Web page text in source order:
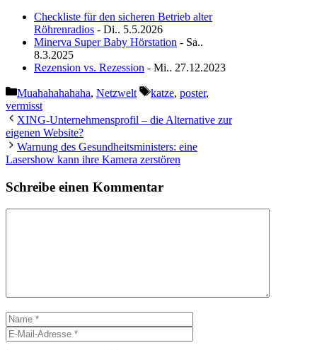
Checkliste für den sicheren Betrieb alter
Röhrenradios - Di.. 5.5.2026
Minerva Super Baby Hörstation - Sa..
8.3.2025
Rezension vs. Rezession - Mi.. 27.12.2023
Kategorien
Muahahahahaha, Netzwelt Schlagwörter
katze, poster,
vermisst
XING-Unternehmensprofil – die Alternative zur
eigenen Website?
Warnung des Gesundheitsministers: eine
Lasershow kann ihre Kamera zerstören
Schreibe einen Kommentar
Name
Mail-
Adresse